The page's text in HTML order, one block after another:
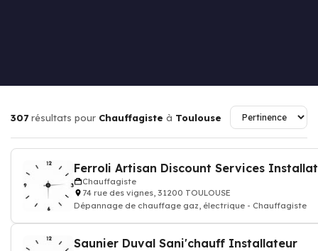
307 résultats pour Chauffagiste à Toulouse
Chauffagiste
74 rue des vignes, 31200 TOULOUSE
Dépannage de chauffage gaz, électrique - Chauffagiste
Saunier Duval Sani'chauff Installateur